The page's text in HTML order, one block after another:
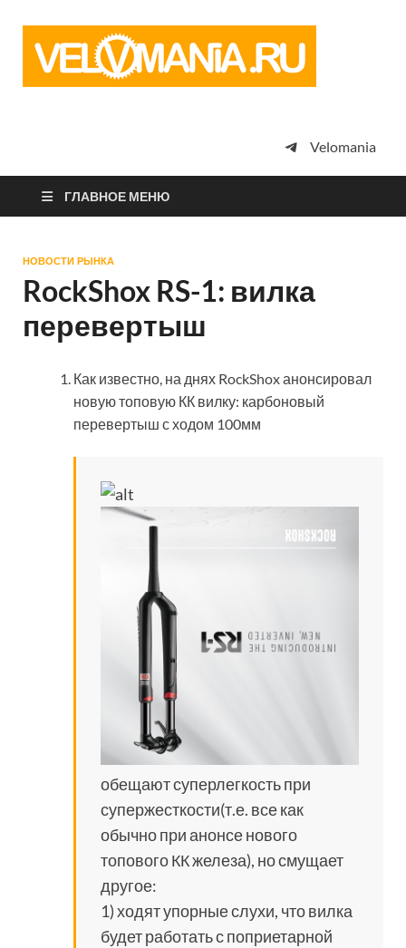
просто
Velomania
ГЛАВНОЕ МЕНЮ
НОВОСТИ РЫНКА
RockShox RS-1: вилка
перевертыш
Как известно, на днях RockShox анонсировал
новую топовую КК вилку: карбоновый
перевертыш с ходом 100мм
обещают суперлегкость при
супержесткости(т.е. все как
обычно при анонсе нового
топового КК железа), но смущает
другое:
1) ходят упорные слухи, что вилка
будет работать с поприетарной